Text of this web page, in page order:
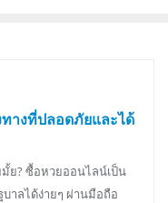
างที่ปลอดภัยและได้
ย? ซื้อหวยออนไลน์เป็น
าลได้ง่ายๆ ผ่านมือถือ